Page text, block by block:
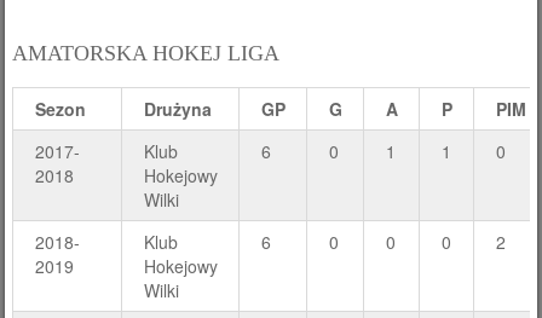
AMATORSKA HOKEJ LIGA
Sezon Drużyna GP G A P
PIM
2017-
2018
Klub
Hokejowy
Wilki
6 0 1 1 0
2018-
2019
Klub
Hokejowy
Wilki
6 0 0 0 2